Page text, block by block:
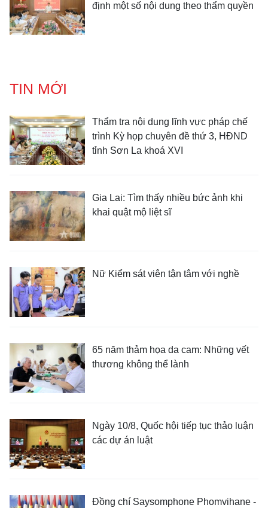
định một số nội dung theo thẩm quyền
TIN MỚI
Thẩm tra nội dung lĩnh vực pháp chế
trình Kỳ họp chuyên đề thứ 3, HĐND
tỉnh Sơn La khoá XVI
Gia Lai: Tìm thấy nhiều bức ảnh khi
khai quật mộ liệt sĩ
Nữ Kiểm sát viên tận tâm với nghề
65 năm thảm họa da cam: Những vết
thương không thể lành
Ngày 10/8, Quốc hội tiếp tục thảo luận
các dự án luật
Đồng chí Saysomphone Phomvihane -